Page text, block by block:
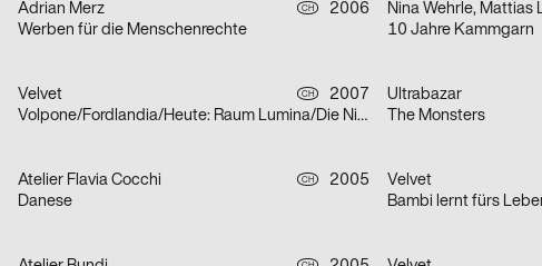
Adrian Merz CH
2006
Werben für die Menschenrechte
Nina Wehrle, Mattias
10 Jahre Kammgarn
Velvet CH
2007
Volpone/Fordlandia/Heute: Raum Lumina/Die Nibelungen
Ultrabazar
The Monsters
Atelier Flavia Cocchi CH
2005
Danese
Velvet
Bambi lernt fürs